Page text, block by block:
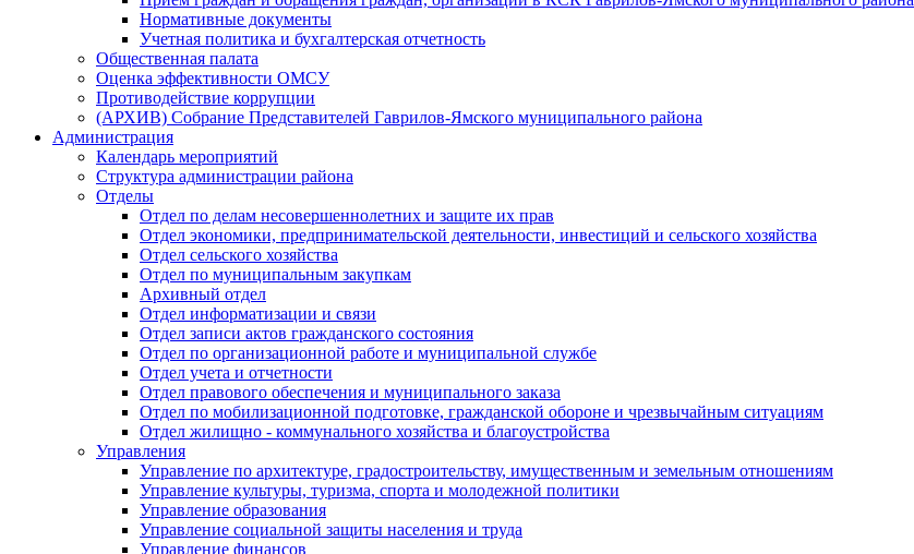
Нормативные документы
Учетная политика и бухгалтерская отчетность
Общественная палата
Оценка эффективности ОМСУ
Противодействие коррупции
(АРХИВ) Собрание Представителей Гаврилов-Ямского муниципального района
Администрация
Календарь мероприятий
Структура администрации района
Отделы
Отдел по делам несовершеннолетних и защите их прав
Отдел экономики, предпринимательской деятельности, инвестиций и сельского хозяйства
Отдел сельского хозяйства
Отдел по муниципальным закупкам
Архивный отдел
Отдел информатизации и связи
Отдел записи актов гражданского состояния
Отдел по организационной работе и муниципальной службе
Отдел учета и отчетности
Отдел правового обеспечения и муниципального заказа
Отдел по мобилизационной подготовке, гражданской обороне и чрезвычайным ситуациям
Отдел жилищно - коммунального хозяйства и благоустройства
Управления
Управление по архитектуре, градостроительству, имущественным и земельным отношениям
Управление культуры, туризма, спорта и молодежной политики
Управление образования
Управление социальной защиты населения и труда
Управление финансов